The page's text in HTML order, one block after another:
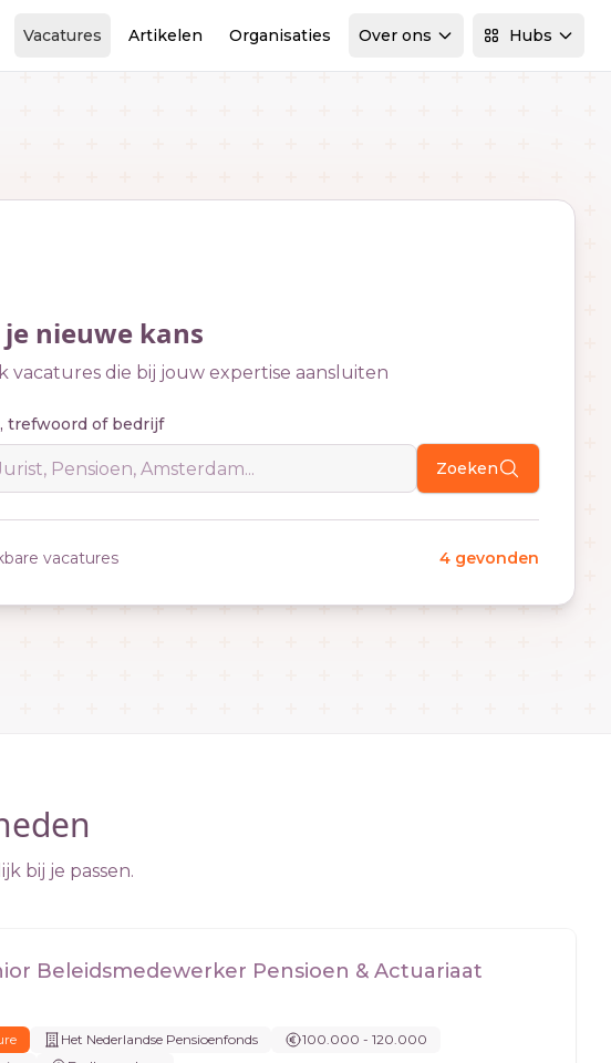
Vacatures Artikelen Organisaties Over ons Hubs
nieuwe kans
vacatures die bij jouw expertise aansluiten
trefwoord of bedrijf
Zoeken
vacatures 4 gevonden
bij je passen.
Beleidsmedewerker Pensioen & Actuariaat
Het Nederlandse Pensioenfonds
100.000 - 120.000